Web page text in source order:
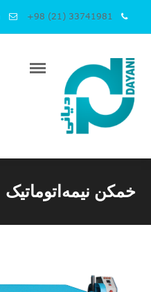
+98 (21) 33741981
خمکن نیمه‌اتوماتیک